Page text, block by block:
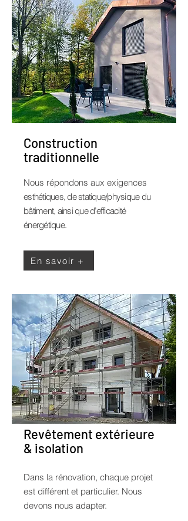
Construction
traditionnelle
Nous répondons aux exigences
esthétiques, de statique/physique du
bâtiment, ainsi que d’efficacité
énergétique.
En savoir +
Revêtement extérieure
& isolation
Dans la rénovation, chaque projet
est différent et particulier. Nous
devons nous adapter.